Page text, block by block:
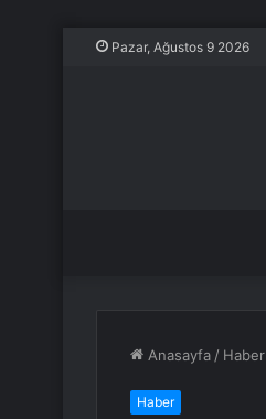
Pazar, Ağustos 9 2026
Anasayfa / Haber
Haber